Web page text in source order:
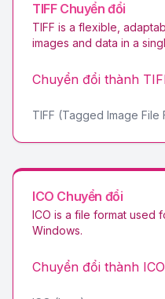
TIFF Chuyển đổi
TIFF is a flexible,
images and data in a
Chuyển đổi thành
TIFF (Tagged Image File
ICO Chuyển đổi
ICO is a file format used
Windows.
Chuyển đổi thành ICO